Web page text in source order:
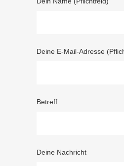
Deine E-Mail-Adresse
Betreff
Deine Nachricht